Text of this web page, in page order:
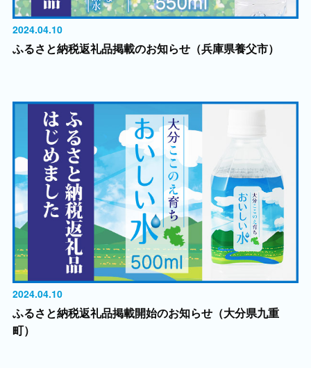
2024.04.10
ふるさと納税返礼品掲載のお知らせ（兵庫県養父市）
2024.04.10
ふるさと納税返礼品掲載開始のお知らせ（大分県九重
町）